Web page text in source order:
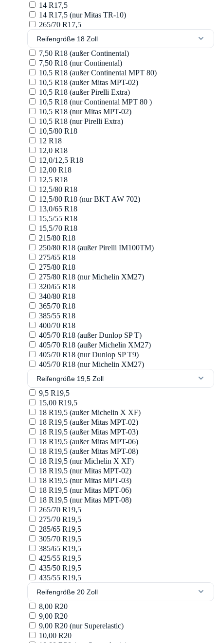
14 R17,5
14 R17,5 (nur Mitas TR-10)
265/70 R17,5
Reifengröße 18 Zoll
7,50 R18 (außer Continental)
7,50 R18 (nur Continental)
10,5 R18 (außer Continental MPT 80)
10,5 R18 (außer Mitas MPT-02)
10,5 R18 (außer Pirelli Extra)
10,5 R18 (nur Continental MPT 80 )
10,5 R18 (nur Mitas MPT-02)
10,5 R18 (nur Pirelli Extra)
10,5/80 R18
12 R18
12,0 R18
12,0/12,5 R18
12,00 R18
12,5 R18
12,5/80 R18
12,5/80 R18 (nur BKT AW 702)
13,0/65 R18
15,5/55 R18
15,5/70 R18
215/80 R18
250/80 R18 (außer Pirelli IM100TM)
275/65 R18
275/80 R18
275/80 R18 (nur Michelin XM27)
320/65 R18
340/80 R18
365/70 R18
385/55 R18
400/70 R18
405/70 R18 (außer Dunlop SP T)
405/70 R18 (außer Michelin XM27)
405/70 R18 (nur Dunlop SP T9)
405/70 R18 (nur Michelin XM27)
Reifengröße 19,5 Zoll
9,5 R19,5
15,00 R19,5
18 R19,5 (außer Michelin X XF)
18 R19,5 (außer Mitas MPT-02)
18 R19,5 (außer Mitas MPT-03)
18 R19,5 (außer Mitas MPT-06)
18 R19,5 (außer Mitas MPT-08)
18 R19,5 (nur Michelin X XF)
18 R19,5 (nur Mitas MPT-02)
18 R19,5 (nur Mitas MPT-03)
18 R19,5 (nur Mitas MPT-06)
18 R19,5 (nur Mitas MPT-08)
265/70 R19,5
275/70 R19,5
285/65 R19,5
305/70 R19,5
385/65 R19,5
425/55 R19,5
435/50 R19,5
435/55 R19,5
Reifengröße 20 Zoll
8,00 R20
9,00 R20
9,00 R20 (nur Superelastic)
10,00 R20